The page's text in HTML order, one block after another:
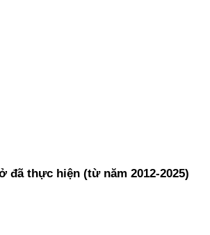
đã thực hiện (từ năm 2012-2025)